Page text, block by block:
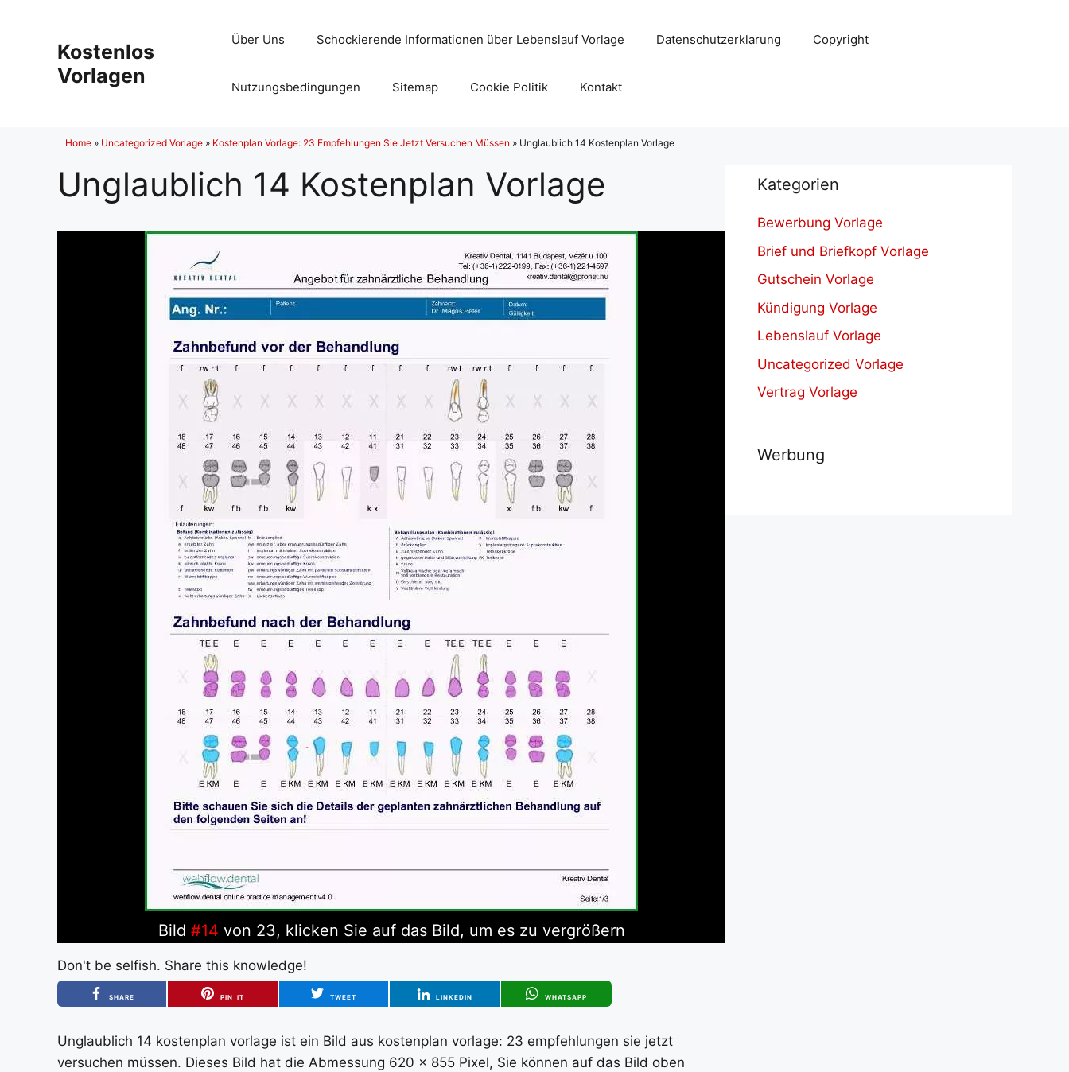
Kostenlos
Vorlagen
Über Uns Schockierende Informationen über Lebenslauf Vorlage Datenschutzerklarung Copyright
Nutzungsbedingungen Sitemap Cookie Politik Kontakt
Home » Uncategorized Vorlage » Kostenplan Vorlage: 23 Empfehlungen Sie Jetzt Versuchen Müssen » Unglaublich 14 Kostenplan Vorlage
Unglaublich 14 Kostenplan Vorlage
Bild #14 von 23, klicken Sie auf das Bild, um es zu vergrößern
Don't be selfish. Share this knowledge!
SHARE PIN_IT TWEET LINKEDIN WHATSAPP
Unglaublich 14 kostenplan vorlage ist ein Bild aus kostenplan vorlage: 23 empfehlungen sie jetzt
versuchen müssen. Dieses Bild hat die Abmessung 620 x 855 Pixel, Sie können auf das Bild oben
Kategorien
Bewerbung Vorlage
Brief und Briefkopf Vorlage
Gutschein Vorlage
Kündigung Vorlage
Lebenslauf Vorlage
Uncategorized Vorlage
Vertrag Vorlage
Werbung